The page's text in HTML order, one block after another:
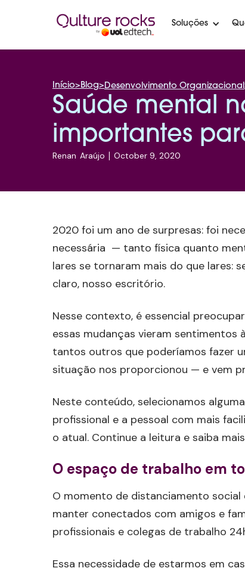
Soluções
Início>Blog>Desenvolvimento Organizacional
Saúde mental
importantes
Renan Araújo | October 9, 2020
2020 foi um ano de surpresas: foi
necessária — tanto física quanto
lares se tornaram mais do que lares:
claro, nosso escritório.
Nesse contexto, é essencial
essas mudanças vieram sentimentos
tantos outros que poderíamos fazer
situação nos proporcionou — e vem
Neste conteúdo, selecionamos
profissional e a pessoal com mais
o atual. Continue a leitura e saiba
O espaço de trabalho em
O momento de distanciamento
manter conectados com amigos e
profissionais e colegas de trabalho
Essa necessidade de estarmos em